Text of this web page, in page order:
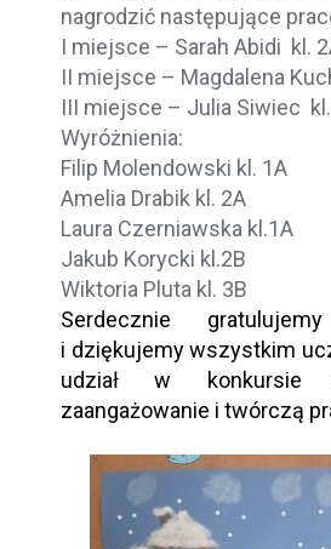
nagrodzić następujące
I miejsce – Sarah Abidi kl.
II miejsce – Magdalena
III miejsce – Julia Siwiec
Wyróżnienia:
Filip Molendowski kl. 1A
Amelia Drabik kl. 2A
Laura Czerniawska kl.1A
Jakub Korycki kl.2B
Wiktoria Pluta kl. 3B
Serdecznie
i dziękujemy wszystkim
udział w konkursie
zaangażowanie i twórczą